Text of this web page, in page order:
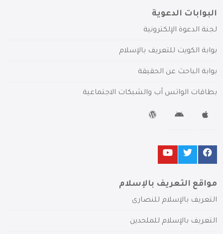
البوابات الدعوية
لجنة الدعوة الإلكترونية
بوابة الكويت للتعريف بالإسلام
بوابة الباحث عن الحقيقة
بطاقات الواتس آب والشبكات الاجتماعية
مواقع التعريف بالإسلام
التعريف بالإسلام للنصارى
التعريف بالإسلام للملحدين